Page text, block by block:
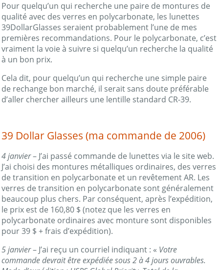
Pour quelqu’un qui recherche une paire de montures de
qualité avec des verres en polycarbonate, les lunettes
39DollarGlasses seraient probablement l’une de mes
premières recommandations. Pour le polycarbonate, c’est
vraiment la voie à suivre si quelqu’un recherche la qualité
à un bon prix.
Cela dit, pour quelqu’un qui recherche une simple paire
de rechange bon marché, il serait sans doute préférable
d’aller chercher ailleurs une lentille standard CR-39.
39 Dollar Glasses (ma commande de 2006)
4 janvier– J’ai passé commande de lunettes via le site web.
J’ai choisi des montures métalliques ordinaires, des verres
de transition en polycarbonate et un revêtement AR. Les
verres de transition en polycarbonate sont généralement
beaucoup plus chers. Par conséquent, après l’expédition,
le prix est de 160,80 $ (notez que les verres en
polycarbonate ordinaires avec monture sont disponibles
pour 39 $ + frais d’expédition).
5 janvier– J’ai reçu un courriel indiquant : « Votre
commande devrait être expédiée sous 2 à 4 jours ouvrables.